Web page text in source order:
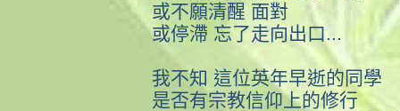
或不願清醒 面對
或停滯 忘了走向出口...
我不知 這位英年早逝的同學
是否有宗教信仰上的修行